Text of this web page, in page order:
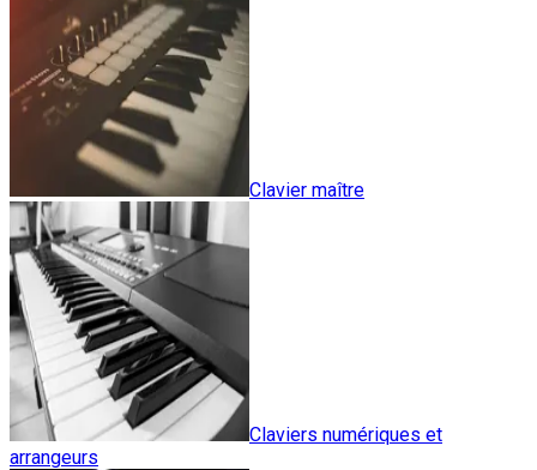
Clavier maître
Claviers numériques et
arrangeurs